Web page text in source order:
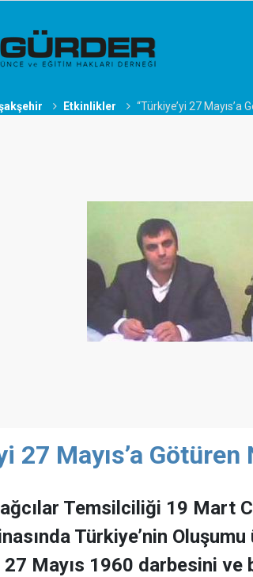
Etkinlikler “Türkiye’yi 27 Mayıs’a
27 Mayıs’a Götüren
Temsilciliği 19 Mart
Türkiye’nin Oluşumu
Mayıs 1960 darbesini ve